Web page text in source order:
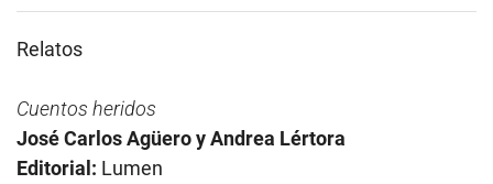
Relatos
Cuentos heridos
José Carlos Agüero y Andrea Lértora
Editorial: Lumen